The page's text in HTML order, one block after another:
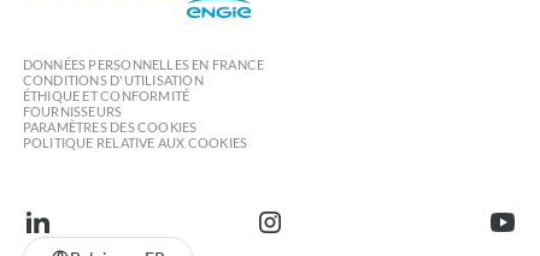
Engie
linkedin
DONNÉES PERSONNELLES EN FRANCE
CONDITIONS D'UTILISATION
ÉTHIQUE ET CONFORMITÉ
FOURNISSEURS
PARAMÈTRES DES COOKIES
POLITIQUE RELATIVE AUX COOKIES